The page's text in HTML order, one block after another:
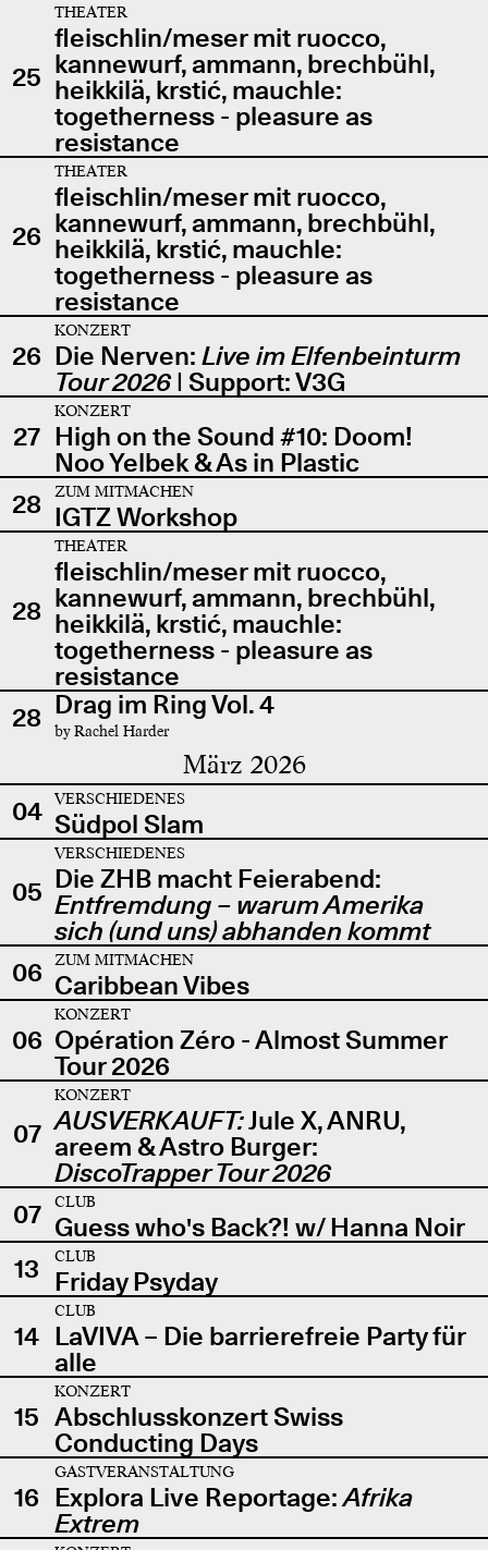
25
THEATER
fleischlin/meser mit ruocco,
kannewurf, ammann, brechbühl,
heikkilä, krstić, mauchle:
togetherness - pleasure as
resistance
26
THEATER
fleischlin/meser mit ruocco,
kannewurf, ammann, brechbühl,
heikkilä, krstić, mauchle:
togetherness - pleasure as
resistance
26
KONZERT
Die Nerven: Live im Elfenbeinturm
Tour 2026| Support: V3G
27
KONZERT
High on the Sound #10: Doom!
Noo Yelbek & As in Plastic
28
ZUM MITMACHEN
IGTZ Workshop
28
THEATER
fleischlin/meser mit ruocco,
kannewurf, ammann, brechbühl,
heikkilä, krstić, mauchle:
togetherness - pleasure as
resistance
28 Drag im Ring Vol. 4
by Rachel Harder
März 2026
04 VERSCHIEDENES
Südpol Slam
05
VERSCHIEDENES
Die ZHB macht Feierabend:
Entfremdung – warum Amerika
sich (und uns) abhanden kommt
06
ZUM MITMACHEN
Caribbean Vibes
06
KONZERT
Opération Zéro - Almost Summer
Tour 2026
07
KONZERT
AUSVERKAUFT:Jule X, ANRU,
areem & Astro Burger:
DiscoTrapper Tour 2026
07
CLUB
Guess who's Back?! w/ Hanna Noir
13
CLUB
Friday Psyday
14
CLUB
LaVIVA – Die barrierefreie Party für
alle
15
KONZERT
Abschlusskonzert Swiss
Conducting Days
16
GASTVERANSTALTUNG
Explora Live Reportage:Afrika
Extrem